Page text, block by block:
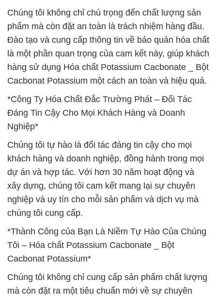
Chúng tôi không chỉ chú trọng đến chất lượng sản
phẩm mà còn đặt an toàn là trách nhiệm hàng đầu.
Đào tạo và cung cấp thông tin về bảo quản hóa chất
là một phần quan trọng của cam kết này, giúp khách
hàng sử dụng Hóa chất Potassium Cacbonate _ Bột
Cacbonat Potassium một cách an toàn và hiệu quả.
*Công Ty Hóa Chất Đắc Trường Phát – Đối Tác
Đáng Tin Cậy Cho Mọi Khách Hàng và Doanh
Nghiệp*
Chúng tôi tự hào là đối tác đáng tin cậy cho mọi
khách hàng và doanh nghiệp, đồng hành trong mọi
dự án và hợp tác. Với hơn 30 năm hoạt động và
xây dựng, chúng tôi cam kết mang lại sự chuyên
nghiệp và uy tín cho mỗi sản phẩm và dịch vụ mà
chúng tôi cung cấp.
*Thành Công của Bạn Là Niềm Tự Hào Của Chúng
Tôi – Hóa chất Potassium Cacbonate _ Bột
Cacbonat Potassium*
Chúng tôi không chỉ cung cấp sản phẩm chất lượng
mà còn đặt ra một tiêu chuẩn mới về sự chuyên